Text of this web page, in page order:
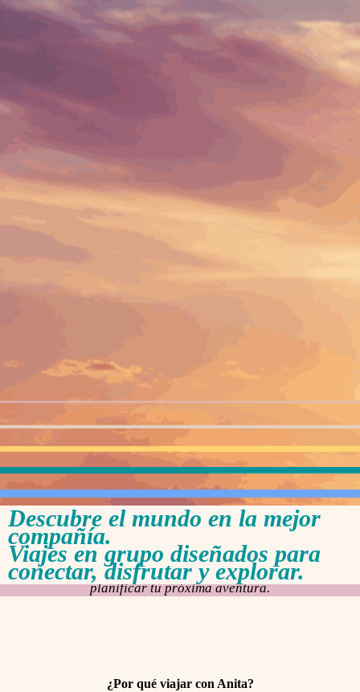
Descubre el mundo en la mejor
compañía.
Viajes en grupo diseñados para
conectar, disfrutar y explorar.
Hablemos sin compromiso. Estoy aquí para ayudarte a
planificar tu próxima aventura.
¿Por qué viajar con Anita?